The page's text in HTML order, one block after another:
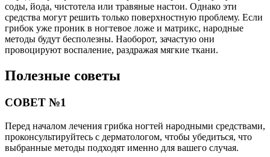
Одним из эффективных народных средств при грибке ногтей
является обработка ногтей раствором йода. Наносите йод на
пораженные ногти несколько раз в день, следите за реакцией
кожи – если появляется раздражение, приостановите
процедуру.
СОВЕТ №3
следить за гигиеной ногтей. Включите в рацион больше
правила личной гигиены.
Поделиться